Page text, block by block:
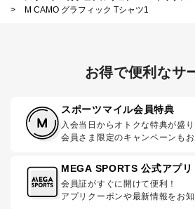
>
M CAMO グラフィック Tシャツ1
お得で便利なサ
スポーツマイル会員特典
入会当日からオトクな特典が盛り
会員さま限定のキャンペーンもお
MEGA SPORTS 公式アプリ
会員証がすぐに開けて便利！
アプリクーポンや最新情報をお知